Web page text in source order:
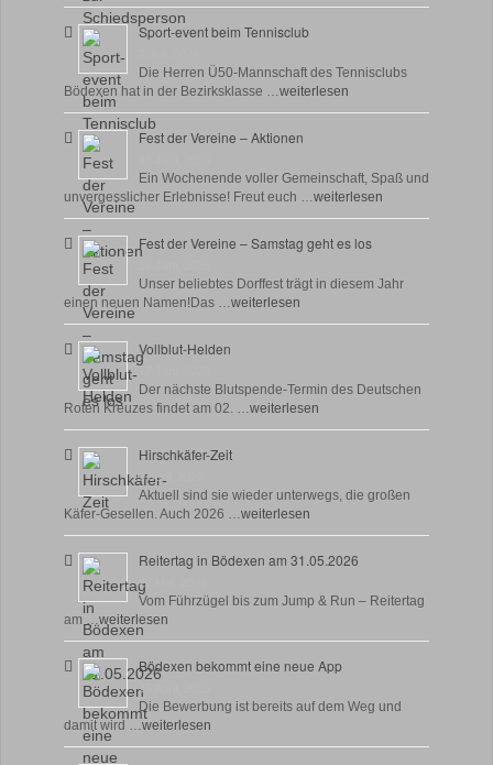
Sport-event beim Tennisclub
Die Herren Ü50-Mannschaft des Tennisclubs
Bödexen hat in der Bezirksklasse …weiterlesen
Fest der Vereine – Aktionen
Ein Wochenende voller Gemeinschaft, Spaß und
unvergesslicher Erlebnisse! Freut euch …weiterlesen
Fest der Vereine – Samstag geht es los
Unser beliebtes Dorffest trägt in diesem Jahr
einen neuen Namen!Das …weiterlesen
Vollblut-Helden
Der nächste Blutspende-Termin des Deutschen
Roten Kreuzes findet am 02. …weiterlesen
Hirschkäfer-Zeit
9 Juni, 2026
Aktuell sind sie wieder unterwegs, die großen
Käfer-Gesellen. Auch 2026 …weiterlesen
Reitertag in Bödexen am 31.05.2026
27 Mai, 2026
Vom Führzügel bis zum Jump & Run – Reitertag
am …weiterlesen
Bödexen bekommt eine neue App
28 April, 2026
Die Bewerbung ist bereits auf dem Weg und
damit wird …weiterlesen